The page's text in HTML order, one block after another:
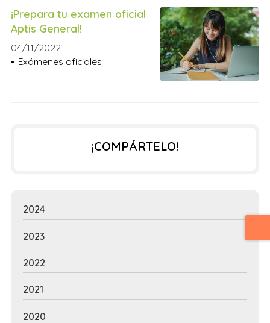
¡Prepara tu examen oficial
Aptis General!
04/11/2022
Exámenes oficiales
¡COMPÁRTELO!
2024
2023
2022
2021
2020